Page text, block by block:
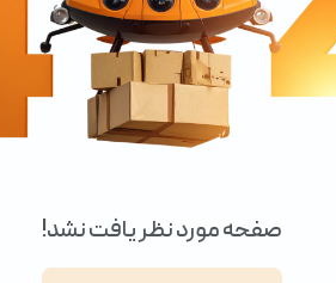
صفحه مورد نظر یافت نشد!